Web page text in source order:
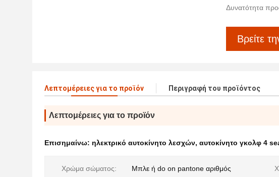
Δυνατότητα
Βρείτε
Λεπτομέρειες για το προϊόν Περιγραφή του προϊόντος
Λεπτομέρειες για το προϊόν
Επισημαίνω: ηλεκτρικό αυτοκίνητο λεσχών, αυτοκίνητο γκολφ 4
Χρώμα σώματος: Μπλε ή do on pantone αριθμός